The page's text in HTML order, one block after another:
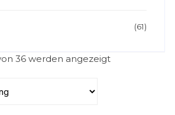
36 werden angezeigt
(61)